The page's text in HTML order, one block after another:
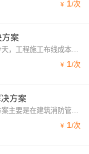
¥ 1/次
案
在人工成本日益增高的今天，工程施工布线成本也越来越高。这样的大环境下，如何有效地管理传感器设备，降低基础设施投资成本，成为企业关注的问题。WiFi温湿度监测解决方案是以温湿度传感器为监测终端，以WiFi作为信号的传输媒介，将采集到的温度和湿度数据上传到云平台，继而通过手机、电脑实时查看数据的一套完整方案。
¥ 1/次
方案
¥ 1/次